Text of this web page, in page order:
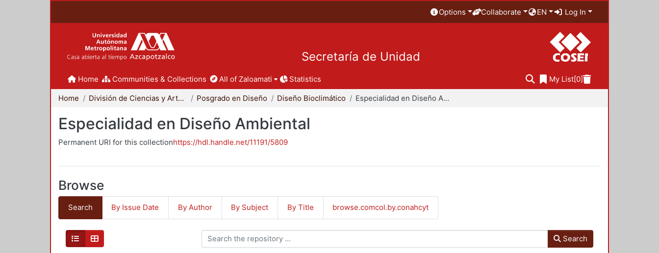
Options Collaborate EN Log In
Secretaría de Unidad
Home Communities & Collections All of Zaloamati Statistics My List[0]
Home División de Ciencias y Artes para el Diseño Posgrado en Diseño Diseño Bioclimático Especialidad en Diseño Ambiental
Especialidad en Diseño Ambiental
Permanent URI for this collectionhttps://hdl.handle.net/11191/5809
Browse
Search By Issue Date By Author By Subject By Title browse.comcol.by.conahcyt
Search